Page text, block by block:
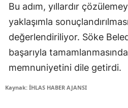
Bu adım, yıllardır
yaklaşımla
değerlendiriliyor. Söke
başarıyla
memnuniyetini dile getirdi.
Kaynak: İHLAS HABER AJANSI